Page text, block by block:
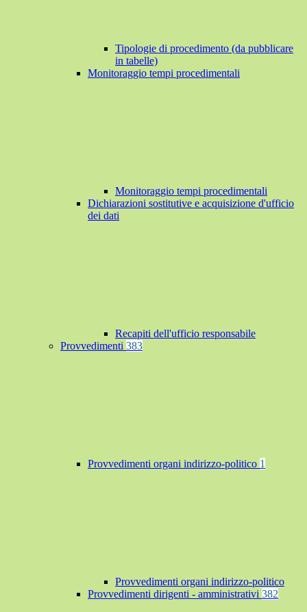
Tipologie di procedimento (da pubblicare
in tabelle)
Monitoraggio tempi procedimentali
Monitoraggio tempi procedimentali
Dichiarazioni sostitutive e acquisizione d'ufficio
dei dati
Recapiti dell'ufficio responsabile
Provvedimenti 383
Provvedimenti organi indirizzo-politico 1
Provvedimenti organi indirizzo-politico
Provvedimenti dirigenti - amministrativi 382